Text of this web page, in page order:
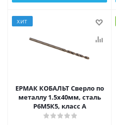
ХИТ
ЕРМАК КОБАЛЬТ Сверло по
металлу 1.5х40мм, сталь
Р6М5К5, класс А